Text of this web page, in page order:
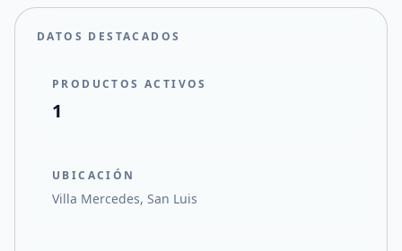
DATOS DESTACADOS
PRODUCTOS ACTIVOS
1
UBICACIÓN
Villa Mercedes, San Luis